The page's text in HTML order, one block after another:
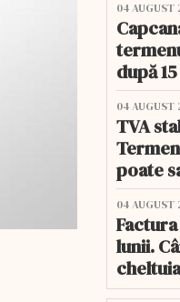
04 AUGUST
după
04 AUGUST
TVA
poate
04 AUGUST
lunii.